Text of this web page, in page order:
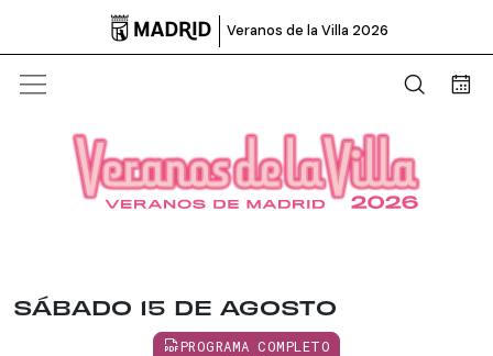
 Veranos de la Villa 2026
Abrir
SÁBADO 15 DE AGOSTO
PROGRAMA COMPLETO